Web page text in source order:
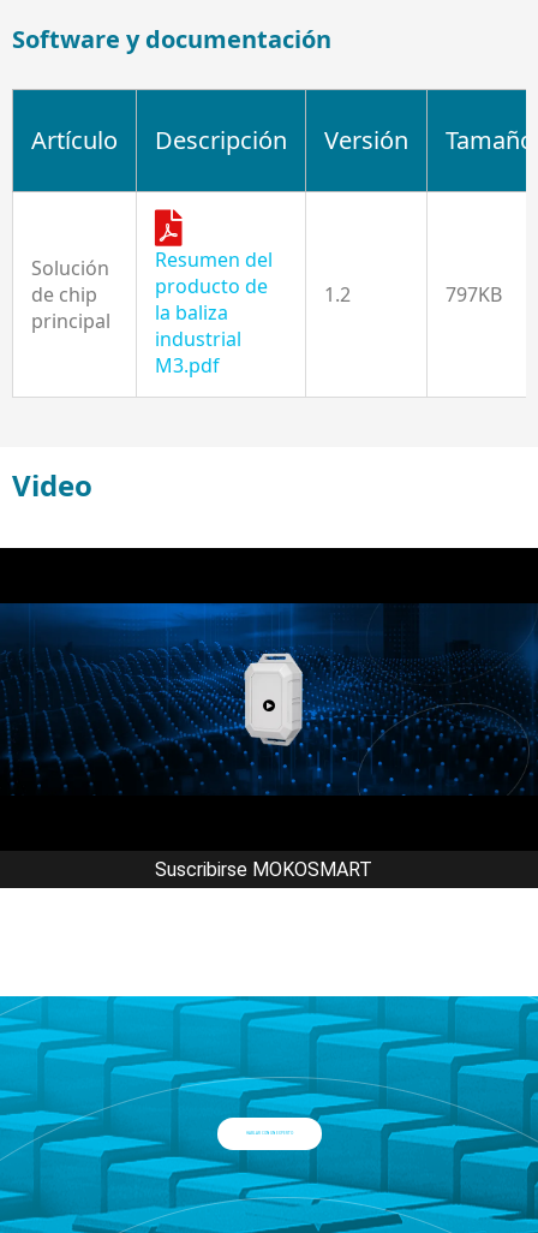
Software y documentación
Artículo Descripción Versión Tamaño
Solución
de chip
principal
Resumen del
producto de
la baliza
industrial
M3.pdf
1.2 797KB
Video
Suscribirse MOKOSMART
HABLAR CON UN EXPERTO